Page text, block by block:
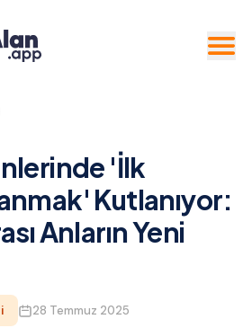
'İlk
Kutlanıyor:
Anların Yeni
28 Temmuz 2025